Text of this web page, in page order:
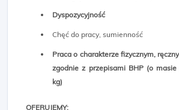
Dyspozycyjność
Chęć do pracy, sumienność
Praca o charakterze fizycznym,
zgodnie z przepisami BHP (o masie
kg)
OFERUJEMY: